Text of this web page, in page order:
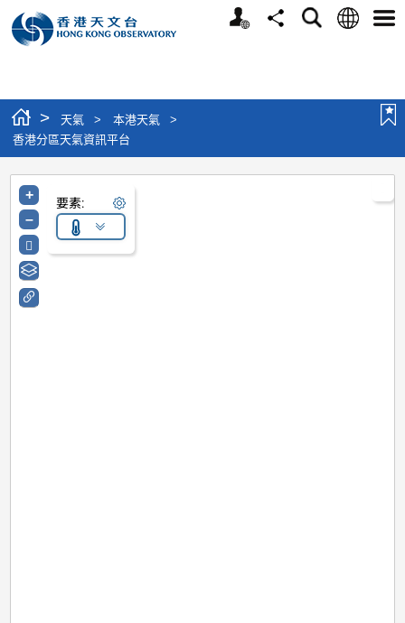
個人版網站
分享 搜尋 語言 選單
> 天氣 > 本港天氣
>
香港分區天氣資訊平台
要素:
+
–